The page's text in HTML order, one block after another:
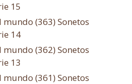
15
mundo (363) Sonetos
14
mundo (362) Sonetos
13
mundo (361) Sonetos